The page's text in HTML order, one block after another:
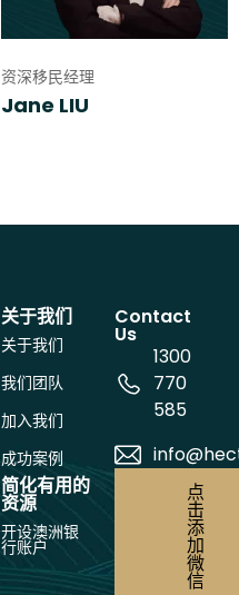
资深移民经理
Jane LIU
关于我们
关于我们
我们团队
加入我们
成功案例
简化有用的
资源
开设澳洲银
行账户
Contact
Us
1300
770
585
点
击
添
加
微
信